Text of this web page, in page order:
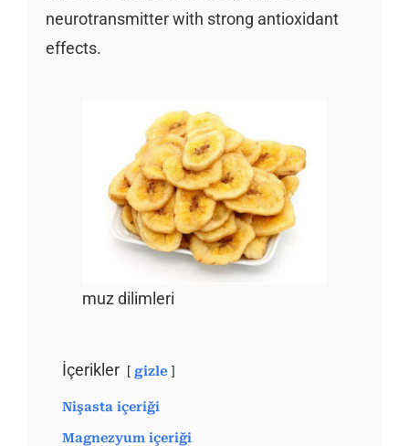
neurotransmitter with strong antioxidant
effects.
muz dilimleri
İçerikler gizle
Nişasta içeriği
Magnezyum içeriği